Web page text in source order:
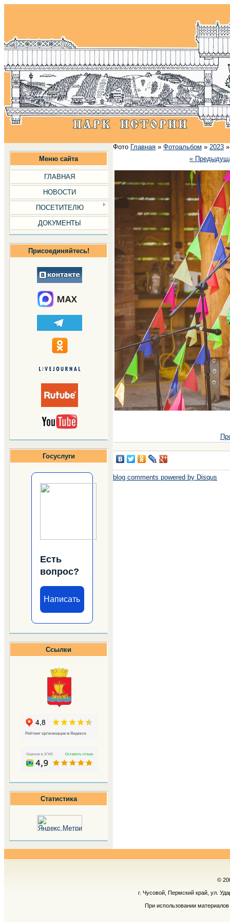
Меню сайта
ГЛАВНАЯ
НОВОСТИ
ПОСЕТИТЕЛЮ
ДОКУМЕНТЫ
Присоединяйтесь!
Госуслуги
Есть
вопрос?
Написать
Ссылки
Статистика
Фото Главная »Фотоальбом »2023
«
blog comments powered by Disqus
©
г. Чусовой, Пермский край, ул.
При использовании